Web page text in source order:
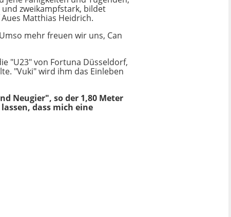
zweikampfstark, bildet
Matthias Heidrich.
mehr freuen wir uns, Can
"U23" von Fortuna Düsseldorf,
"Vuki" wird ihm das Einleben
Neugier", so der 1,80 Meter
dass mich eine